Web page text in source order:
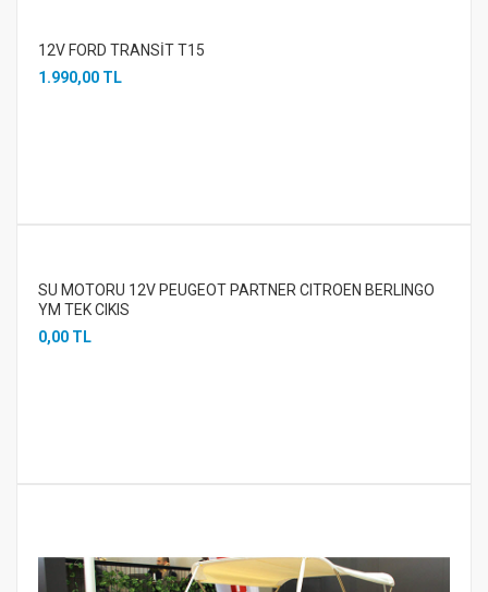
12V FORD TRANSİT T15
1.990,00 TL
SU MOTORU 12V PEUGEOT PARTNER CITROEN BERLINGO
YM TEK CIKIS
0,00 TL